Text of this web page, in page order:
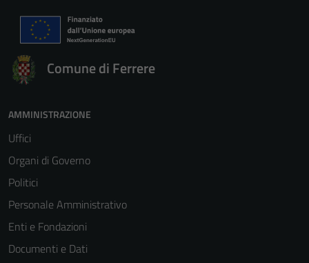
Comune di Ferrere
AMMINISTRAZIONE
Uffici
Organi di Governo
Politici
Personale Amministrativo
Enti e Fondazioni
Documenti e Dati